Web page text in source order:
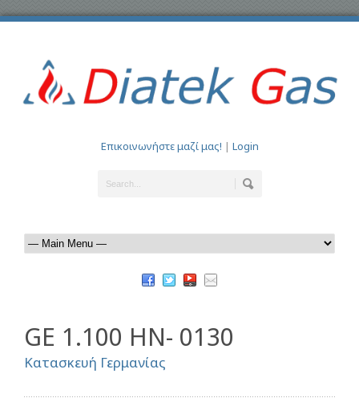
Επικοινωνήστε μαζί μας! | Login
GE 1.100 HN- 0130
Κατασκευή Γερμανίας